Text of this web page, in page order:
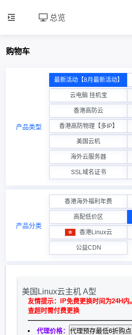
总览
购物车
产品类型
最新活动【8月最新活动】
云电脑 挂机宝
香港高防云
香港高防物理【多IP】
美国云机
海外云服务器
SSL域名证书
产品分类
香港海外福利年费
高配低价区
香港Linux云
公益CDN
美国Linux云主机 A型
友情提示：IP免费更换时间为24H内
查超时需付费更换
代理价格：